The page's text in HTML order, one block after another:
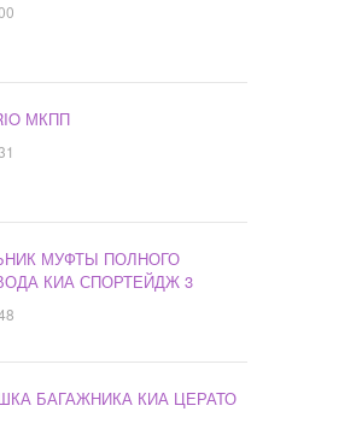
МКПП
МУФТЫ ПОЛНОГО
КИА СПОРТЕЙДЖ 3
БАГАЖНИКА КИА ЦЕРАТО